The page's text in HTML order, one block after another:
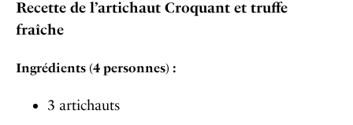
Recette de l’artichaut Croquant et truffe
fraîche
Ingrédients (4 personnes) :
3 artichauts